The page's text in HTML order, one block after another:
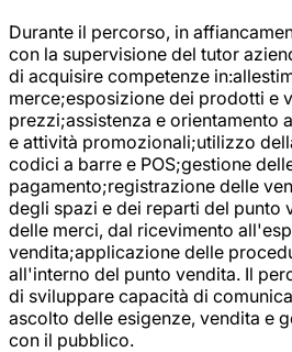
Durante il percorso, in
con la supervisione del tutor
di acquisire competenze
merce;esposizione dei prodotti e
prezzi;assistenza e orientamento
e attività promozionali;utilizzo
codici a barre e POS;gestione
pagamento;registrazione delle
degli spazi e dei reparti del punto
delle merci, dal ricevimento
vendita;applicazione delle
all'interno del punto vendita. Il
di sviluppare capacità di
ascolto delle esigenze, vendita e
con il pubblico.